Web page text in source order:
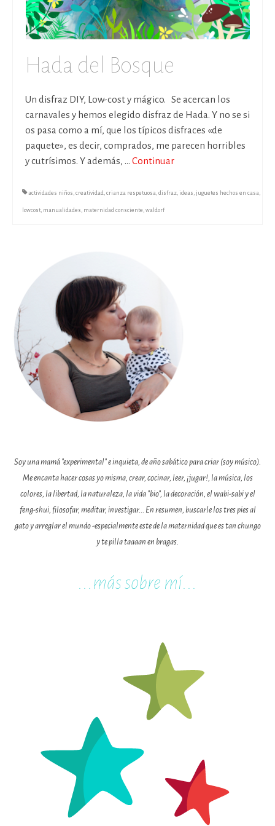
Hada del Bosque
Un disfraz DIY, Low-cost y mágico. Se acercan los
carnavales y hemos elegido disfraz de Hada. Y no se si
os pasa como a mí, que los típicos disfraces «de
paquete», es decir, comprados, me parecen horribles
y cutrísimos. Y además, … Continuar
actividades niños , creatividad, crianza respetuosa, disfraz, ideas , juguetes hechos en casa,
lowcost, manualidades , maternidad consciente , waldorf
Soy una mamá "experimental" e inquieta, de año sabático para criar (soy músico).
Me encanta hacer cosas yo misma, crear, cocinar, leer, ¡jugar!, la música, los
colores, la libertad, la naturaleza, la vida "bio", la decoración, el wabi-sabi y el
feng-shui, filosofar, meditar, investigar... En resumen, buscarle los tres pies al
gato y arreglar el mundo -especialmente este de la maternidad que es tan chungo
y te pilla taaaan en bragas.
...más sobre mí...